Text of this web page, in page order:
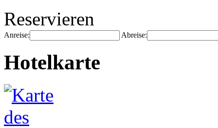
Reservieren
Anreise: Abreise:
Hotelkarte